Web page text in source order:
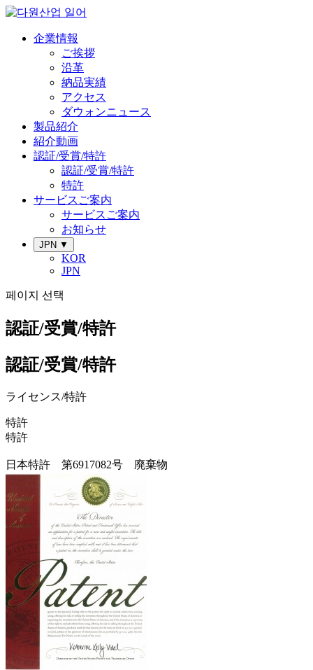
企業情報
ご挨拶
沿革
納品実績
アクセス
ダウォンニュース
製品紹介
紹介動画
認証/受賞/特許
認証/受賞/特許
特許
サービスご案内
サービスご案内
お知らせ
JPN ▼
KOR
JPN
페이지 선택
認証/受賞/特許
認証/受賞/特許
ライセンス/特許
特許
特許
日本特許 第6917082号 廃棄物